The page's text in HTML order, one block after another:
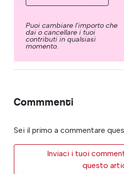
Puoi cambiare l'importo che
dai o cancellare i tuoi
contributi in qualsiasi
momento.
Commmenti
Sei il primo a commentare
Inviaci i tuoi
questo